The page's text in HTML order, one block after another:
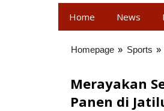
Home News
Homepage » Sports »
Merayakan
Panen di